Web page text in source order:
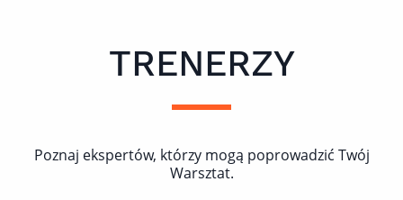
TRENERZY
Poznaj ekspertów, którzy mogą poprowadzić Twój
Warsztat.